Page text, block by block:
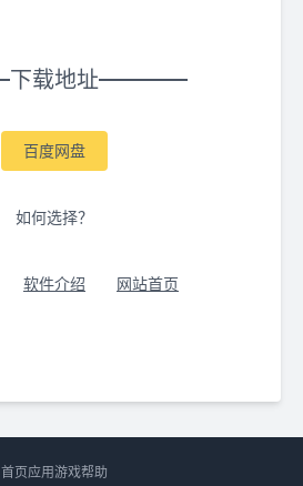
下载地址
百度网盘
如何选择？
软件介绍 网站首页
首页应用游戏帮助